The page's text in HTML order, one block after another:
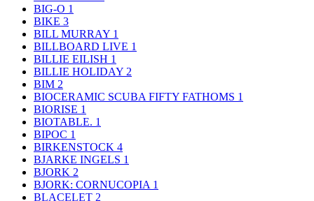
BIG-O 1
BIKE 3
BILL MURRAY 1
BILLBOARD LIVE 1
BILLIE EILISH 1
BILLIE HOLIDAY 2
BIM 2
BIOCERAMIC SCUBA FIFTY FATHOMS 1
BIORISE 1
BIOTABLE. 1
BIPOC 1
BIRKENSTOCK 4
BJARKE INGELS 1
BJORK 2
BJORK: CORNUCOPIA 1
BLACELET 2